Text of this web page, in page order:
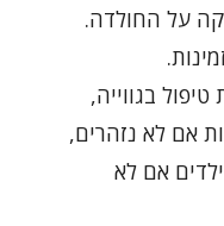
על החולדה.
בגווייה,
אם לא נזהרים,
אם לא